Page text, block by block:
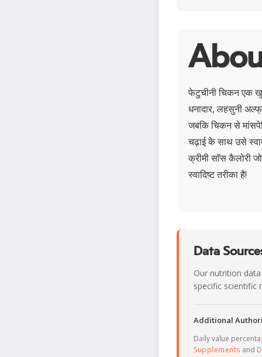
फेटुचीनी चिकन एक
धनादार, लहसुनी
जबकि चिकन से
चढ़ाई के साथ उसे
क्रीमी सॉस कैलोरी
स्वादिष्ट तरीका है!
Data
Our nutrition
specific scientific
Additional
Daily value
Supplements and